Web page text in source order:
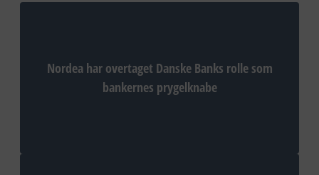
Nordea har overtaget Danske Banks rolle som
bankernes prygelknabe